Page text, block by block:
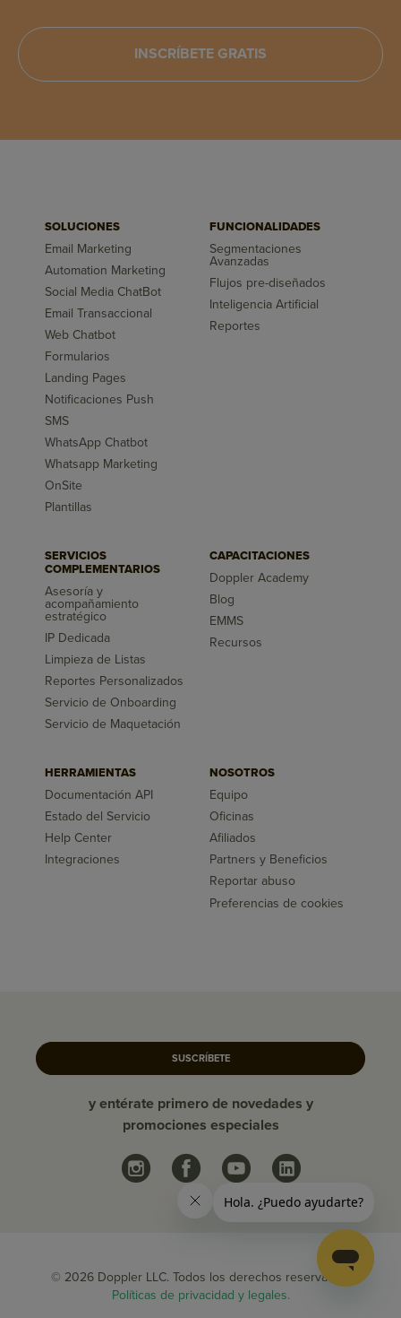
INSCRÍBETE GRATIS
SOLUCIONES
Email Marketing
Automation Marketing
Social Media ChatBot
Email Transaccional
Web Chatbot
Formularios
Landing Pages
Notificaciones Push
SMS
WhatsApp Chatbot
Whatsapp Marketing
OnSite
Plantillas
FUNCIONALIDADES
Segmentaciones
Avanzadas
Flujos pre-diseñados
Inteligencia Artificial
Reportes
SERVICIOS
COMPLEMENTARIOS
Asesoría y
acompañamiento
estratégico
IP Dedicada
Limpieza de Listas
Reportes Personalizados
Servicio de Onboarding
Servicio de Maquetación
CAPACITACIONES
Doppler Academy
Blog
EMMS
Recursos
HERRAMIENTAS
Documentación API
Estado del Servicio
Help Center
Integraciones
NOSOTROS
Equipo
Oficinas
Afiliados
Partners y Beneficios
Reportar abuso
Preferencias de cookies
SUSCRÍBETE
y entérate primero de novedades y
promociones especiales
© 2026 Doppler LLC. Todos los derechos reservados.
Políticas de privacidad y legales.